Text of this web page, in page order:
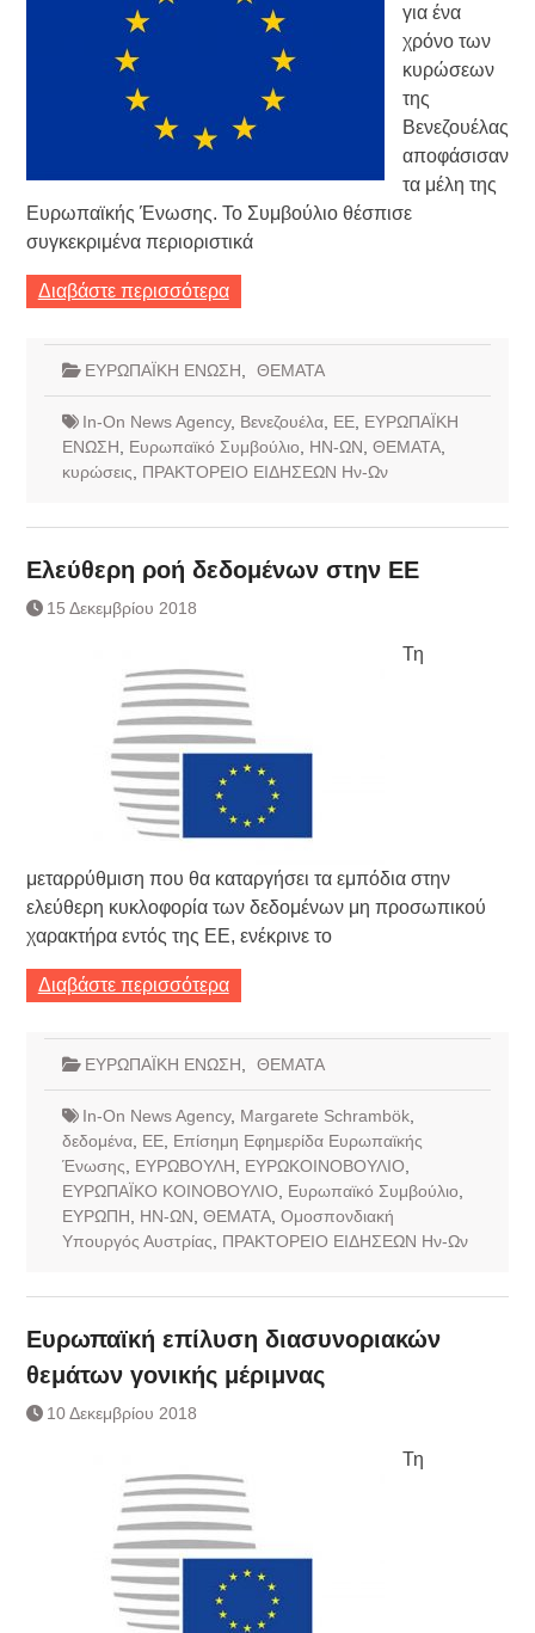
για ένα
χρόνο των
κυρώσεων
της
Βενεζουέλας
αποφάσισαν
τα μέλη της
Ευρωπαϊκής Ένωσης. Το Συμβούλιο θέσπισε
συγκεκριμένα περιοριστικά
Διαβάστε περισσότερα
ΕΥΡΩΠΑΪΚΗ ΕΝΩΣΗ ΘΕΜΑΤΑ
In-On News Agency, Βενεζουέλα, ΕΕ, ΕΥΡΩΠΑΪΚΗ
ΕΝΩΣΗ
Ευρωπαϊκό Συμβούλιο ΗΝ-ΩΝ ΘΕΜΑΤΑ,
κυρώσεις
ΠΡΑΚΤΟΡΕΙΟ ΕΙΔΗΣΕΩΝ Ην-Ων
Ελεύθερη ροή δεδομένων στην ΕΕ
15 Δεκεμβρίου 2018
Τη
μεταρρύθμιση που θα καταργήσει τα εμπόδια στην
ελεύθερη κυκλοφορία των δεδομένων μη προσωπικού
χαρακτήρα εντός της ΕΕ, ενέκρινε το
Διαβάστε περισσότερα
ΕΥΡΩΠΑΪΚΗ ΕΝΩΣΗ ΘΕΜΑΤΑ
In-On News Agency, Margarete Schrambök,
δεδομένα, ΕΕ, Επίσημη Εφημερίδα Ευρωπαϊκής
Ένωσης
ΕΥΡΩΒΟΥΛΗ ΕΥΡΩΚΟΙΝΟΒΟΥΛΙΟ
ΕΥΡΩΠΑΪΚΟ ΚΟΙΝΟΒΟΥΛΙΟ
Ευρωπαϊκό Συμβούλιο
ΕΥΡΩΠΗ
ΗΝ-ΩΝ ΘΕΜΑΤΑ, Ομοσπονδιακή
Υπουργός Αυστρίας
ΠΡΑΚΤΟΡΕΙΟ ΕΙΔΗΣΕΩΝ Ην-Ων
Ευρωπαϊκή επίλυση διασυνοριακών
θεμάτων γονικής μέριμνας
10 Δεκεμβρίου 2018
Τη